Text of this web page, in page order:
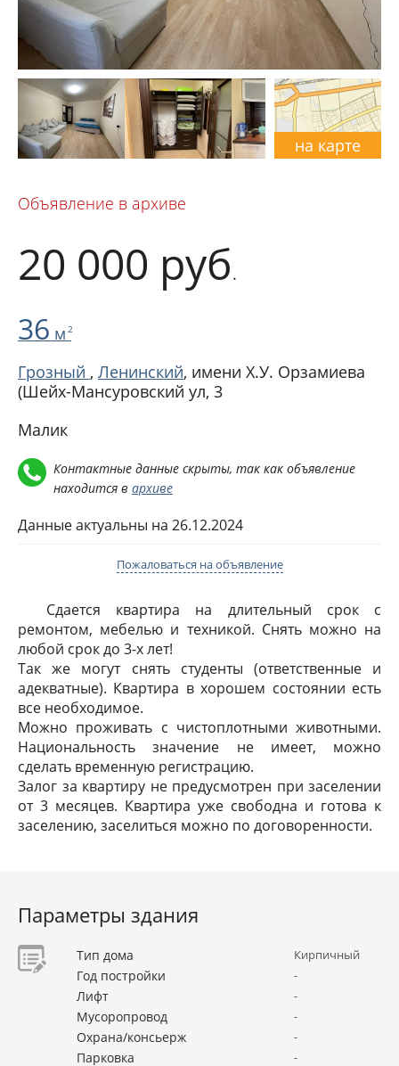
на карте
Объявление в архиве
20 000 руб.
36 м 2
Грозный , Ленинский, имени Х.У. Орзамиева
(Шейх-Мансуровский ул, 3
Малик
Контактные данные скрыты, так как объявление
находится в архиве
Данные актуальны на 26.12.2024
Пожаловаться на объявление
Сдается квартира на длительный срок с
ремонтом, мебелью и техникой. Снять можно на
любой срок до 3-х лет!
Так же могут снять студенты (ответственные и
адекватные). Квартира в хорошем состоянии есть
все необходимое.
Можно проживать с чистоплотными животными.
Национальность значение не имеет, можно
сделать временную регистрацию.
Залог за квартиру не предусмотрен при заселении
от 3 месяцев. Квартира уже свободна и готова к
заселению, заселиться можно по договоренности.
Параметры здания
Тип дома Кирпичный
Год постройки -
Лифт -
Мусоропровод -
Охрана/консьерж -
Парковка -